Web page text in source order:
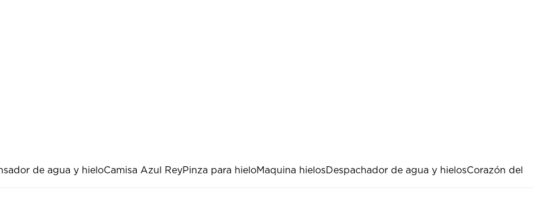
de agua y hieloCamisa Azul ReyPinza para hieloMaquina hielosDespachador de agua y hielosCorazón del